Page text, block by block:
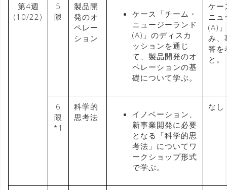
第4週
(10/22)
5
限
製品開
発のオ
ペレー
ション
ケース「チーム・
ニュージーランド
(A)」のディスカ
ッションを通じ
て、製品開発のオ
ペレーションの基
礎について学ぶ。
ケー
ニュ
(A)
み、
答を
と。
6
限
*1
科学的
思考法
イノベーション、
新事業開発に必要
となる「科学的思
考法」についてワ
ークショップ形式
で学ぶ。
なし